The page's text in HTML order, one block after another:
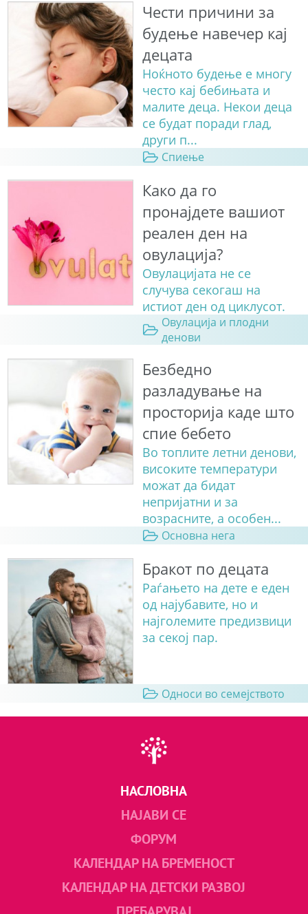
Чести причини за
будење навечер кај
децата
Ноќното будење е многу
често кај бебињата и
малите деца. Некои деца
се будат поради глад,
други п...
Спиење
Како да го
пронајдете вашиот
реален ден на
овулација?
Овулацијата не се
случува секогаш на
истиот ден од циклусот.
Овулација и плодни
денови
Безбедно
разладување на
просторија каде што
спие бебето
Во топлите летни денови,
високите температури
можат да бидат
непријатни и за
возрасните, а особен...
Основна нега
Бракот по децата
Раѓањето на дете е еден
од најубавите, но и
најголемите предизвици
за секој пар.
Односи во семејството
НАСЛОВНА
НАЈАВИ СЕ
ФОРУМ
КАЛЕНДАР НА БРЕМЕНОСТ
КАЛЕНДАР НА ДЕТСКИ РАЗВОЈ